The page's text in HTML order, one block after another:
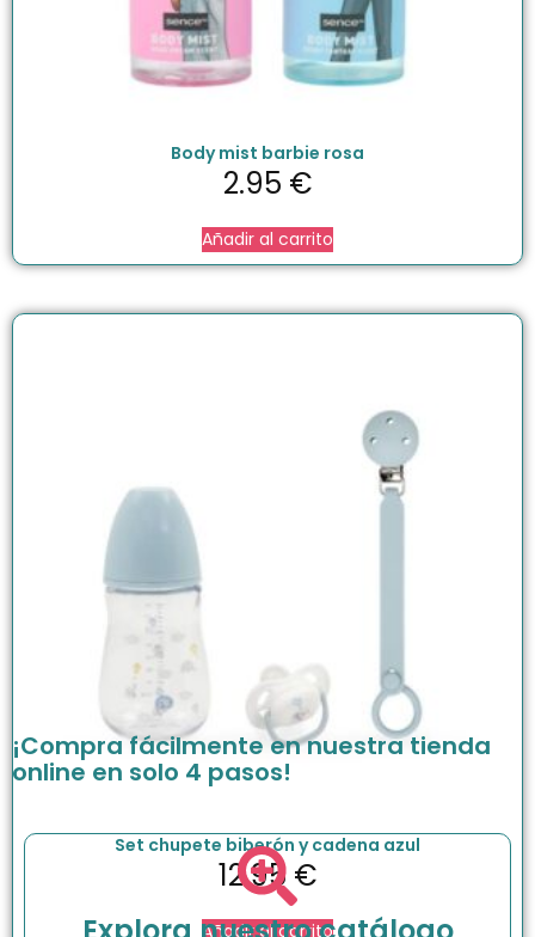
Body mist barbie rosa
2.95 €
Añadir al carrito
Set chupete biberón y cadena azul
12.95 €
Añadir al carrito
¡Compra fácilmente en nuestra tienda
online en solo 4 pasos!